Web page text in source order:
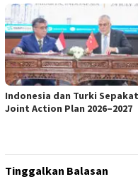
Indonesia dan Turki
Joint Action Plan 2026–2027
Tinggalkan Balasan